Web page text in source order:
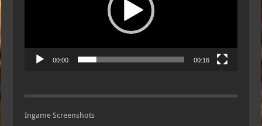
00:00 00:16
Ingame Screenshots